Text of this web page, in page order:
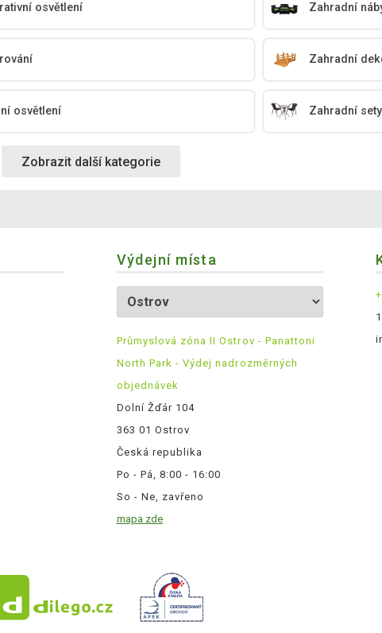
osvětlení Zahradní
Zahradní
osvětlení Zahradní sety
Zobrazit další kategorie
Výdejní místa
Průmyslová zóna II Ostrov - Panattoni
North Park - Výdej nadrozměrných
objednávek
Dolní Žďár 104
363 01 Ostrov
Česká republika
Po - Pá, 8:00 - 16:00
So - Ne, zavřeno
mapa zde